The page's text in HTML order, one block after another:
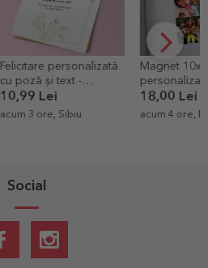
Felicitare personalizată
cu poză și text -
Elegance
10,99 Lei
acum 3 ore, Sibiu
Magnet
personalizat
poze -
18,00 Lei
acum 4 ore,
Social